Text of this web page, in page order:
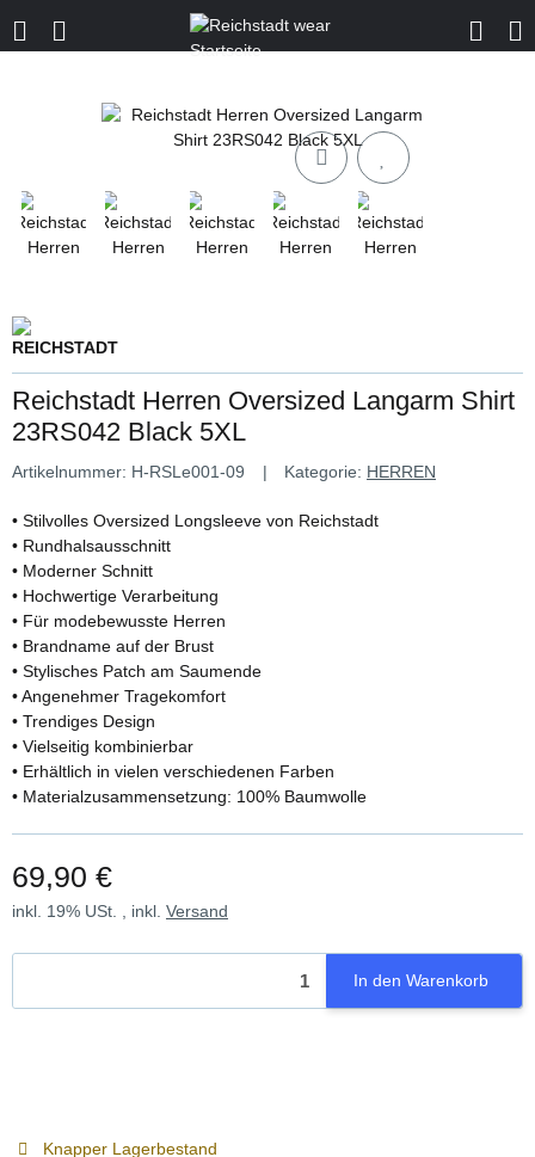
Reichstadt Herren Oversized Langarm Shirt
23RS042 Black 5XL
Artikelnummer: H-RSLe001-09 Kategorie: HERREN
• Stilvolles Oversized Longsleeve von Reichstadt
• Rundhalsausschnitt
• Moderner Schnitt
• Hochwertige Verarbeitung
• Für modebewusste Herren
• Brandname auf der Brust
• Stylisches Patch am Saumende
• Angenehmer Tragekomfort
• Trendiges Design
• Vielseitig kombinierbar
• Erhältlich in vielen verschiedenen Farben
• Materialzusammensetzung: 100% Baumwolle
69,90 €
inkl. 19% USt. , inkl. Versand
In den Warenkorb
Knapper Lagerbestand